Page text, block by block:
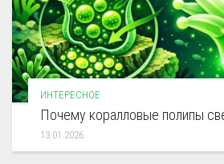
ИНТЕРЕСНОЕ
Почему коралловые полипы
13.01.2026